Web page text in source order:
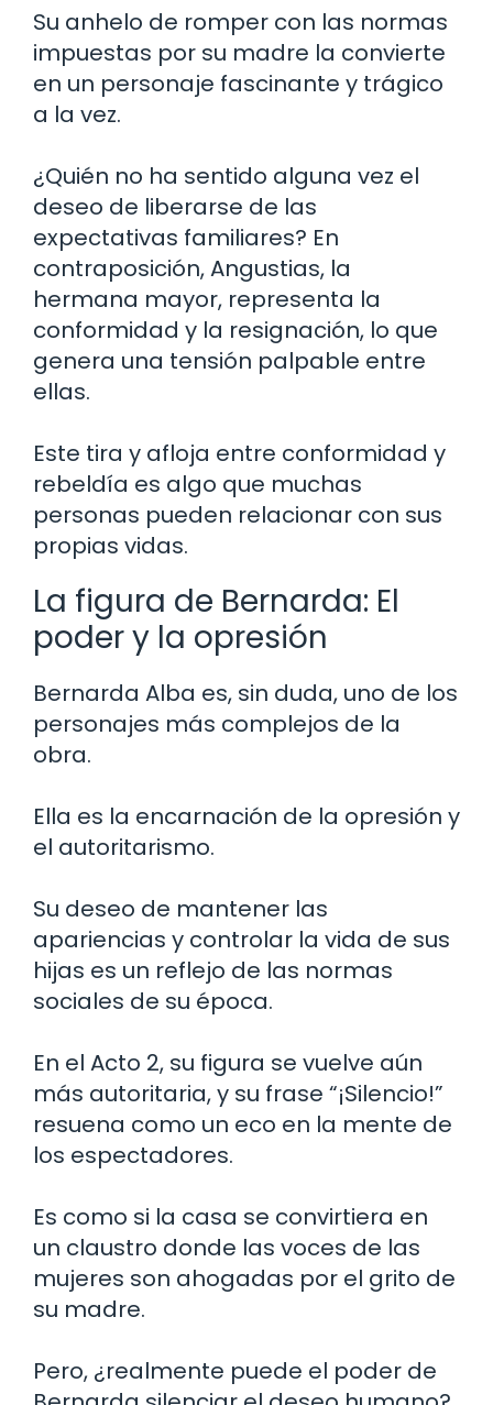
Su anhelo de romper con las normas
impuestas por su madre la convierte
en un personaje fascinante y trágico
a la vez.
¿Quién no ha sentido alguna vez el
deseo de liberarse de las
expectativas familiares? En
contraposición, Angustias, la
hermana mayor, representa la
conformidad y la resignación, lo que
genera una tensión palpable entre
ellas.
Este tira y afloja entre conformidad y
rebeldía es algo que muchas
personas pueden relacionar con sus
propias vidas.
La figura de Bernarda: El
poder y la opresión
Bernarda Alba es, sin duda, uno de los
personajes más complejos de la
obra.
Ella es la encarnación de la opresión y
el autoritarismo.
Su deseo de mantener las
apariencias y controlar la vida de sus
hijas es un reflejo de las normas
sociales de su época.
En el Acto 2, su figura se vuelve aún
más autoritaria, y su frase “¡Silencio!”
resuena como un eco en la mente de
los espectadores.
Es como si la casa se convirtiera en
un claustro donde las voces de las
mujeres son ahogadas por el grito de
su madre.
Pero, ¿realmente puede el poder de